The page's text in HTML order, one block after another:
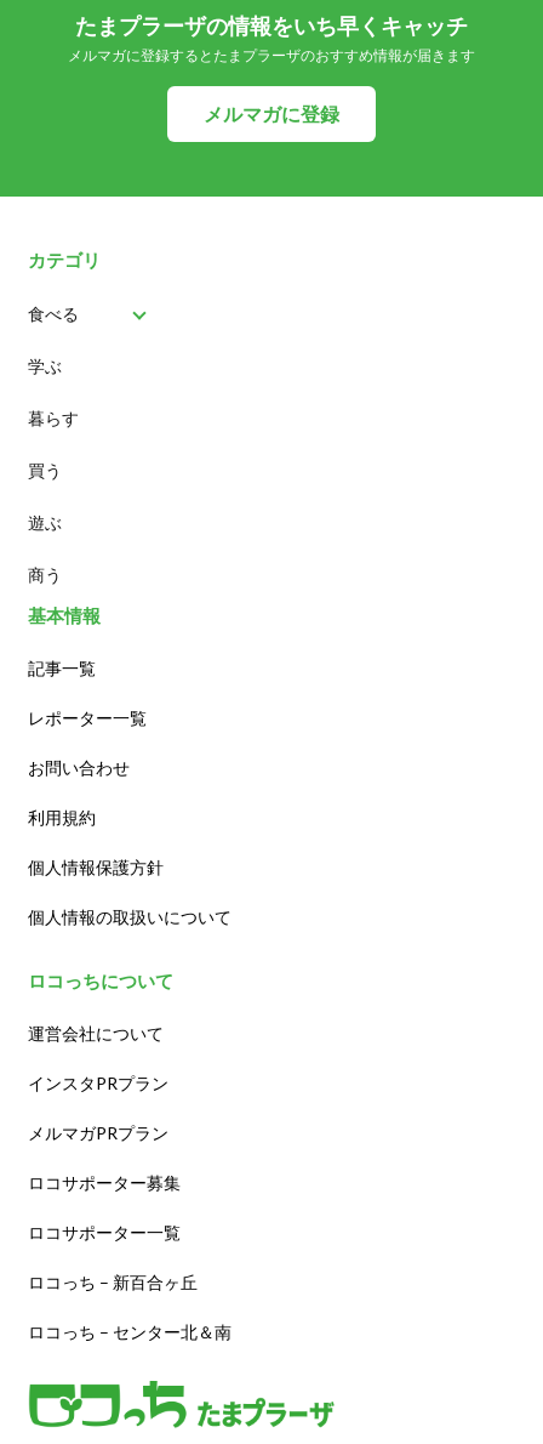
たまプラーザの情報をいち早くキャッチ
メルマガに登録するとたまプラーザのおすすめ情報が届きます
メルマガに登録
カテゴリ
食べる
パン
スイーツ
ランチ
カフェ
学ぶ
暮らす
買う
遊ぶ
商う
基本情報
記事一覧
レポーター一覧
お問い合わせ
利用規約
個人情報保護方針
個人情報の取扱いについて
ロコっちについて
運営会社について
インスタPRプラン
メルマガPRプラン
ロコサポーター募集
ロコサポーター一覧
ロコっち – 新百合ヶ丘
ロコっち – センター北＆南